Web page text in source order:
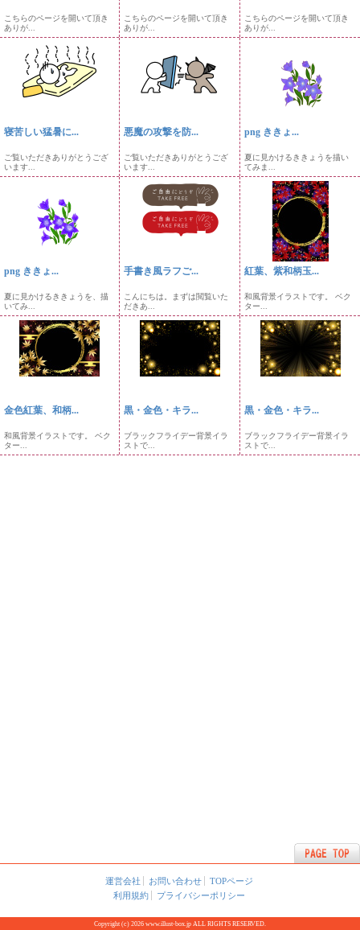
こちらのページを開いて頂き
ありが...
こちらのページを開いて頂き
ありが...
こちらのページを開いて頂き
ありが...
寝苦しい猛暑に...
ご覧いただきありがとうござ
います...
悪魔の攻撃を防...
ご覧いただきありがとうござ
います...
png ききょ...
夏に見かけるききょうを描い
てみま...
png ききょ...
夏に見かけるききょうを、描
いてみ...
手書き風ラフご...
こんにちは。まずは閲覧いた
だきあ...
紅葉、紫和柄玉...
和風背景イラストです。 ベク
ター...
金色紅葉、和柄...
和風背景イラストです。 ベク
ター...
黒・金色・キラ...
ブラックフライデー背景イラ
ストで...
黒・金色・キラ...
ブラックフライデー背景イラ
ストで...
運営会社 お問い合わせ
TOPページ
利用規約
プライバシーポリシー
Copyright (c) 2026 www.illust-box.jp ALL RIGHTS RESERVED.